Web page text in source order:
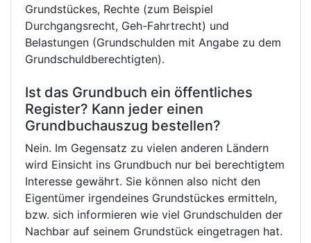
Grundstückes, Rechte (zum Beispiel
Durchgangsrecht, Geh-Fahrtrecht) und
Belastungen (Grundschulden mit Angabe zu dem
Grundschuldberechtigten).
Ist das Grundbuch ein öffentliches
Register? Kann jeder einen
Grundbuchauszug bestellen?
Nein. Im Gegensatz zu vielen anderen Ländern
wird Einsicht ins Grundbuch nur bei berechtigtem
Interesse gewährt. Sie können also nicht den
Eigentümer irgendeines Grundstückes ermitteln,
bzw. sich informieren wie viel Grundschulden der
Nachbar auf seinem Grundstück eingetragen hat.